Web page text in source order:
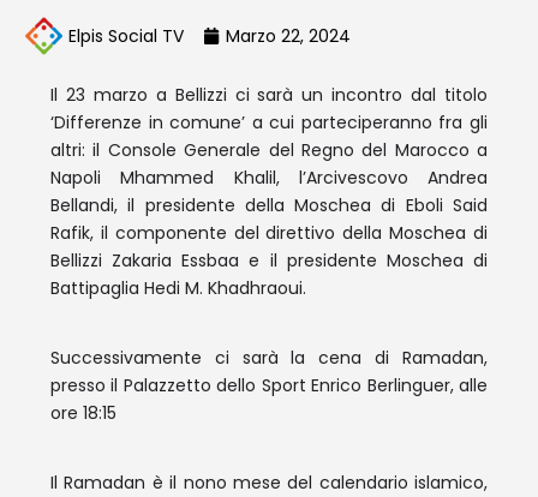
Elpis Social TV Marzo 22, 2024
Il 23 marzo a Bellizzi ci sarà un incontro dal titolo
‘Differenze in comune’ a cui parteciperanno fra gli
altri: il Console Generale del Regno del Marocco a
Napoli Mhammed Khalil, l’Arcivescovo Andrea
Bellandi, il presidente della Moschea di Eboli Said
Rafik, il componente del direttivo della Moschea di
Bellizzi Zakaria Essbaa e il presidente Moschea di
Battipaglia Hedi M. Khadhraoui.
Successivamente ci sarà la cena di Ramadan,
presso il Palazzetto dello Sport Enrico Berlinguer, alle
ore 18:15
Il Ramadan è il nono mese del calendario islamico,